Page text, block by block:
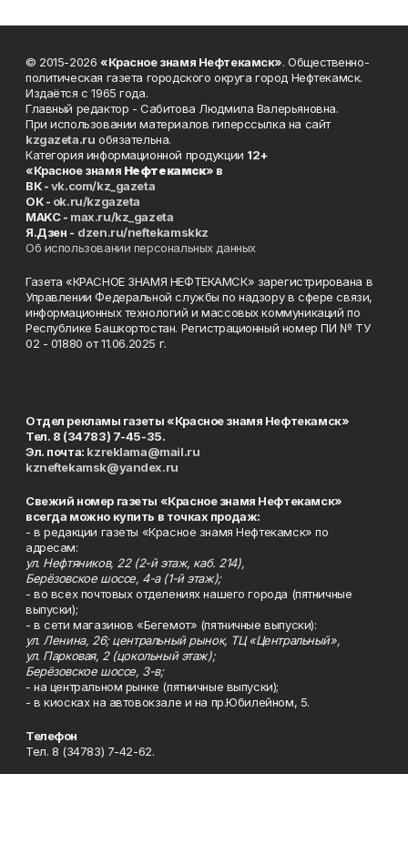
© 2015-2026 «Красное знамя Нефтекамск». Общественно-
политическая газета городского округа город Нефтекамск.
Издаётся с 1965 года.
Главный редактор - Сабитова Людмила Валерьяновна.
При использовании материалов гиперссылка на сайт
kzgazeta.ru обязательна.
Категория информационной продукции 12+
«Красное знамя Нефтекамск» в
ВК -vk.com/kz_gazeta
ОК - ok.ru/kzgazeta
MAKC - max.ru/kz_gazeta
Я.Дзен - dzen.ru/neftekamskkz
Об использовании персональных данных
Газета «КРАСНОЕ ЗНАМЯ НЕФТЕКАМСК» зарегистрирована в
Управлении Федеральной службы по надзору в сфере связи,
информационных технологий и массовых коммуникаций по
Республике Башкортостан. Регистрационный номер ПИ № ТУ
02 - 01880 от 11.06.2025 г.
Отдел рекламы газеты «Красное знамя Нефтекамск»
Тел. 8 (34783) 7-45-35.
Эл. почта: kzreklama@mail.ru
kzneftekamsk@yandex.ru
Свежий номер газеты «Красное знамя Нефтекамск»
всегда можно купить в точках продаж:
- в редакции газеты «Красное знамя Нефтекамск» по
адресам:
ул. Нефтяников, 22 (2-й этаж, каб. 214),
Берёзовское шоссе, 4-а (1-й этаж);
- во всех почтовых отделениях нашего города (пятничные
выпуски);
- в сети магазинов «Бегемот» (пятничные выпуски):
ул. Ленина, 26; центральный рынок, ТЦ «Центральный»,
ул. Парковая, 2 (цокольный этаж);
Берёзовское шоссе, 3-в;
- на центральном рынке (пятничные выпуски);
- в киосках на автовокзале и на пр.Юбилейном, 5.
Телефон
Тел. 8 (34783) 7-42-62.
Эл. почта